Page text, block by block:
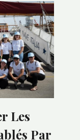
Les
Par